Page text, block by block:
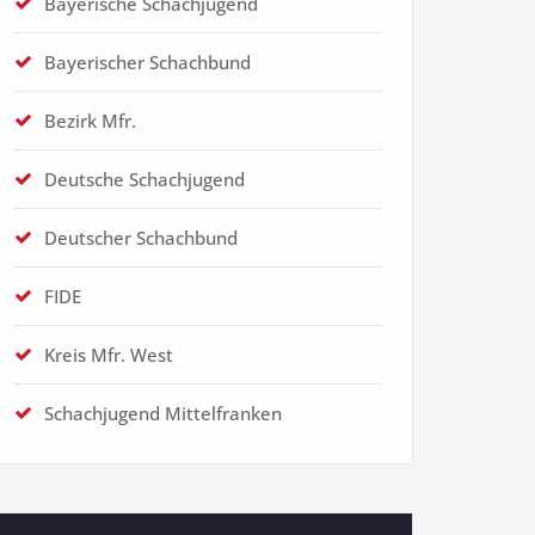
Bayerischer Schachbund
Bezirk Mfr.
Deutsche Schachjugend
Deutscher Schachbund
FIDE
Kreis Mfr. West
Schachjugend Mittelfranken